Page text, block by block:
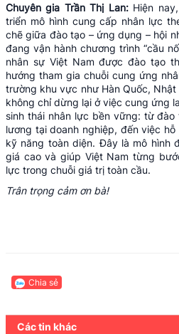
Chuyên gia Trần Thị Lan: Hiện
triển mô hình cung cấp nhân lực
chẽ giữa đào tạo – ứng dụng – hội
đang vận hành chương trình “cầu
nhân sự Việt Nam được đào tạo
hướng tham gia chuỗi cung ứng
trường khu vực như Hàn Quốc,
không chỉ dừng lại ở việc cung ứng
sinh thái nhân lực bền vững: từ
lương tại doanh nghiệp, đến việc
kỹ năng toàn diện. Đây là mô hình
giá cao và giúp Việt Nam từng
lực trong chuỗi giá trị toàn cầu.
Trân trọng cảm ơn bà!
Chia sẻ
Các tin khác